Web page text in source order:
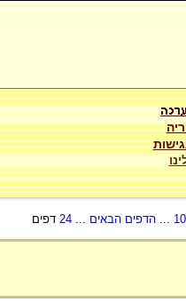
10
...הדפים הבאים ...
24 דפים